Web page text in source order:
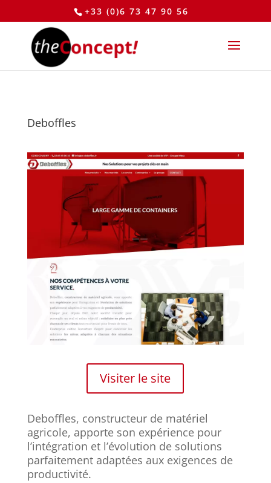
+33 (0)6 73 47 90 56
Deboffles
Visiter le site
Deboffles, constructeur de matériel
agricole, apporte son expérience pour
l’intégration et l’évolution de solutions
parfaitement adaptées aux exigences de
productivité.